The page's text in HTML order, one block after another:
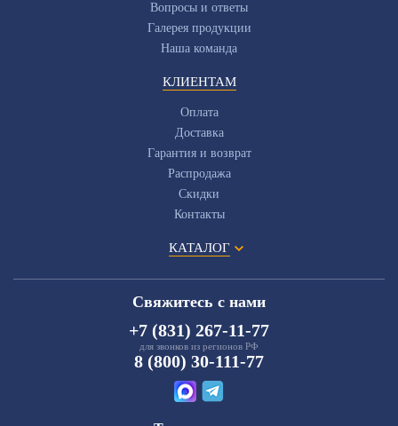
Вопросы и ответы
Галерея продукции
Наша команда
КЛИЕНТАМ
Оплата
Доставка
Гарантия и возврат
Распродажа
Скидки
Контакты
КАТАЛОГ
Свяжитесь с нами
+7 (831) 267-11-77
для звонков из регионов РФ
8 (800) 30-111-77